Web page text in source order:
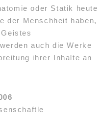
oder Statik heute
der Menschheit haben,
auch die Werke
ihrer Inhalte an